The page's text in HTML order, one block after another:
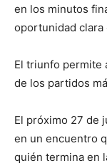
en los minutos
oportunidad clara
El triunfo permite
de los partidos
El próximo 27 de
en un encuentro
quién termina en